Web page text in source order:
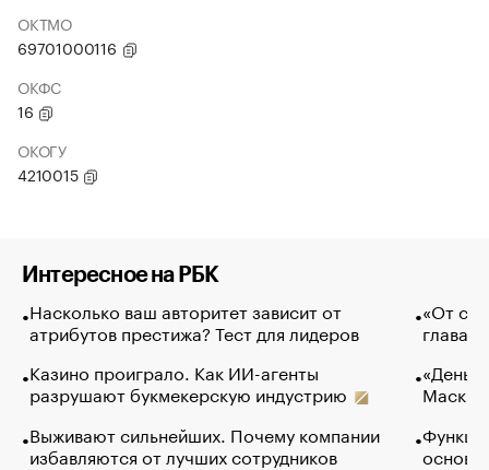
ОКТМО
69701000116
ОКФС
16
ОКОГУ
4210015
Интересное на РБК
Насколько ваш авторитет зависит от
атрибутов престижа? Тест для лидеров
Казино проиграло. Как ИИ-агенты
разрушают букмекерскую индустрию
Выживают сильнейших. Почему компании
избавляются от лучших сотрудников
«От
глава
Маск в
основ